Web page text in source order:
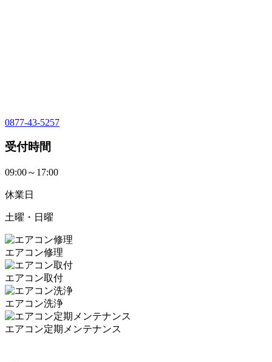
0877-43-5257
受付時間
09:00～17:00
休業日
土曜・日曜
エアコン修理
エアコン取付
エアコン洗浄
エアコン定期メンテナンス